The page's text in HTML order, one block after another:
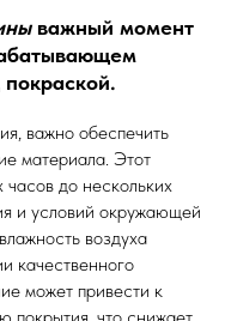
важный момент
важно обеспечить
материала. Этот
часов до нескольких
и условий окружающей
воздуха
качественного
может привести к